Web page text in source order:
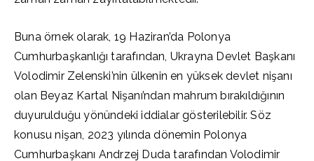
Buna örnek olarak, 19 Haziran’da Polonya
Cumhurbaşkanlığı tarafından, Ukrayna Devlet Başkanı
Volodimir Zelenski’nin ülkenin en yüksek devlet nişanı
olan Beyaz Kartal Nişanı’ndan mahrum bırakıldığının
duyurulduğu yönündeki iddialar gösterilebilir. Söz
konusu nişan, 2023 yılında dönemin Polonya
Cumhurbaşkanı Andrzej Duda tarafından Volodimir